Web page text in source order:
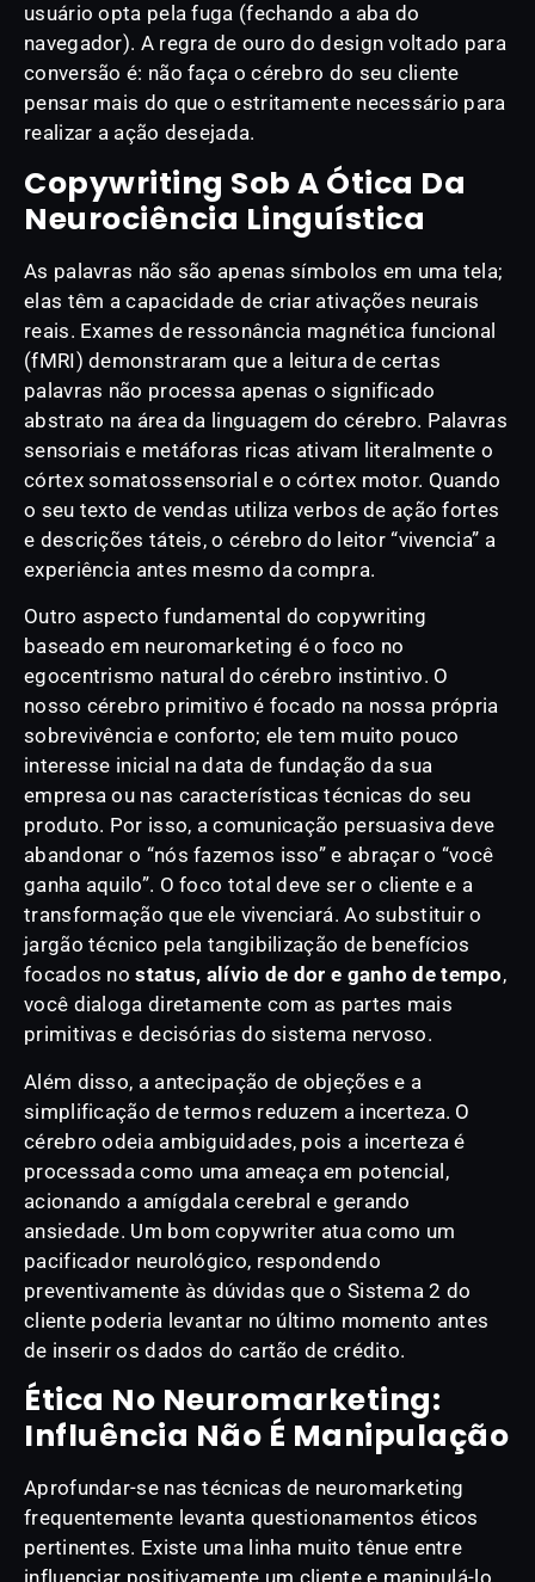
usuário opta pela fuga (fechando a aba do
navegador). A regra de ouro do design voltado para
conversão é: não faça o cérebro do seu cliente
pensar mais do que o estritamente necessário para
realizar a ação desejada.
Copywriting Sob A Ótica Da
Neurociência Linguística
As palavras não são apenas símbolos em uma tela;
elas têm a capacidade de criar ativações neurais
reais. Exames de ressonância magnética funcional
(fMRI) demonstraram que a leitura de certas
palavras não processa apenas o significado
abstrato na área da linguagem do cérebro. Palavras
sensoriais e metáforas ricas ativam literalmente o
córtex somatossensorial e o córtex motor. Quando
o seu texto de vendas utiliza verbos de ação fortes
e descrições táteis, o cérebro do leitor “vivencia” a
experiência antes mesmo da compra.
Outro aspecto fundamental do copywriting
baseado em neuromarketing é o foco no
egocentrismo natural do cérebro instintivo. O
nosso cérebro primitivo é focado na nossa própria
sobrevivência e conforto; ele tem muito pouco
interesse inicial na data de fundação da sua
empresa ou nas características técnicas do seu
produto. Por isso, a comunicação persuasiva deve
abandonar o “nós fazemos isso” e abraçar o “você
ganha aquilo”. O foco total deve ser o cliente e a
transformação que ele vivenciará. Ao substituir o
jargão técnico pela tangibilização de benefícios
focados nostatus, alívio de dor e ganho de tempo,
você dialoga diretamente com as partes mais
primitivas e decisórias do sistema nervoso.
Além disso, a antecipação de objeções e a
simplificação de termos reduzem a incerteza. O
cérebro odeia ambiguidades, pois a incerteza é
processada como uma ameaça em potencial,
acionando a amígdala cerebral e gerando
ansiedade. Um bom copywriter atua como um
pacificador neurológico, respondendo
preventivamente às dúvidas que o Sistema 2 do
cliente poderia levantar no último momento antes
de inserir os dados do cartão de crédito.
Ética No Neuromarketing:
Influência Não É Manipulação
Aprofundar-se nas técnicas de neuromarketing
frequentemente levanta questionamentos éticos
pertinentes. Existe uma linha muito tênue entre